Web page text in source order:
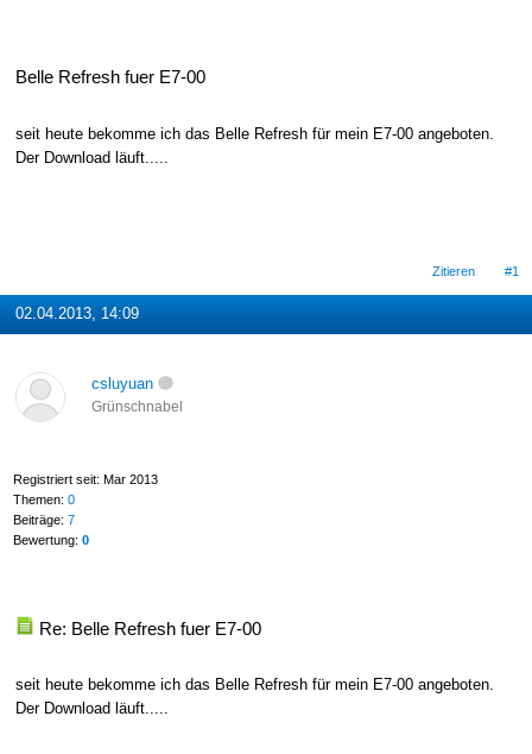
Belle Refresh fuer E7-00
seit heute bekomme ich das Belle Refresh für mein E7-00 angeboten.
Der Download läuft.....
Zitieren #1
02.04.2013, 14:09
csluyuan
Grünschnabel
Registriert seit: Mar 2013
Themen: 0
Beiträge: 7
Bewertung: 0
Re: Belle Refresh fuer E7-00
seit heute bekomme ich das Belle Refresh für mein E7-00 angeboten.
Der Download läuft.....